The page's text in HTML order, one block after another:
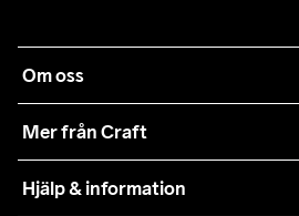
Om oss
Mer från Craft
Hjälp & information